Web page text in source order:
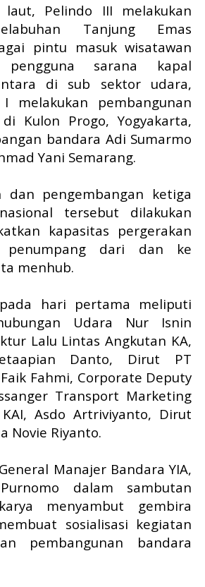
Pelindo III melakukan
Tanjung Emas
pintu masuk wisatawan
pengguna sarana kapal
di sub sektor udara,
melakukan pembangunan
Kulon Progo, Yogyakarta,
bandara Adi Sumarmo
Yani Semarang.
dan pengembangan ketiga
tersebut dilakukan
kapasitas pergerakan
penumpang dari dan ke
menhub.
hari pertama meliputi
Udara Nur Isnin
Lalu Lintas Angkutan KA,
Danto, Dirut PT
Fahmi, Corporate Deputy
Transport Marketing
Asdo Artriviyanto, Dirut
Novie Riyanto.
Manajer Bandara YIA,
dalam sambutan
menyambut gembira
sosialisasi kegiatan
pembangunan bandara